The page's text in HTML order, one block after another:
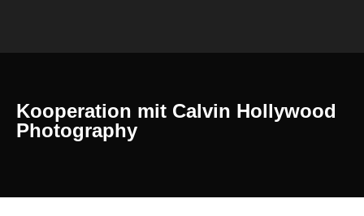
Kooperation mit Calvin Hollywood
Photography